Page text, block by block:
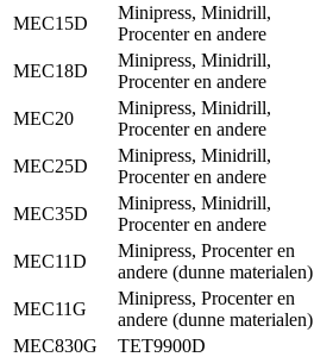
MEC15D
Minipress, Minidrill,
Procenter en andere
MEC18D
Minipress, Minidrill,
Procenter en andere
MEC20
Minipress, Minidrill,
Procenter en andere
MEC25D
Minipress, Minidrill,
Procenter en andere
MEC35D
Minipress, Minidrill,
Procenter en andere
MEC11D
Minipress, Procenter en
andere (dunne materialen)
MEC11G
Minipress, Procenter en
andere (dunne materialen)
MEC830G
TET9900D